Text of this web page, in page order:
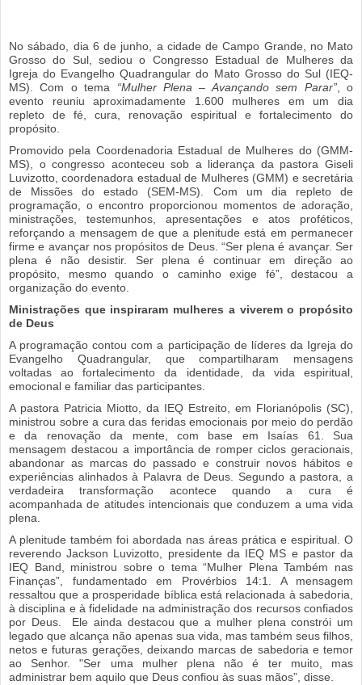
No sábado, dia 6 de junho, a cidade de Campo Grande, no Mato
Grosso do Sul, sediou o Congresso Estadual de Mulheres da
Igreja do Evangelho Quadrangular do Mato Grosso do Sul (IEQ-
MS). Com o tema “Mulher Plena – Avançando sem Parar”, o
evento reuniu aproximadamente 1.600 mulheres em um dia
repleto de fé, cura, renovação espiritual e fortalecimento do
propósito.
Promovido pela Coordenadoria Estadual de Mulheres do (GMM-
MS), o congresso aconteceu sob a liderança da pastora Giseli
Luvizotto, coordenadora estadual de Mulheres (GMM) e secretária
de Missões do estado (SEM-MS). Com um dia repleto de
programação, o encontro proporcionou momentos de adoração,
ministrações, testemunhos, apresentações e atos proféticos,
reforçando a mensagem de que a plenitude está em permanecer
firme e avançar nos propósitos de Deus. “Ser plena é avançar. Ser
plena é não desistir. Ser plena é continuar em direção ao
propósito, mesmo quando o caminho exige fé”, destacou a
organização do evento.
Ministrações que inspiraram mulheres a viverem o propósito
de Deus
A programação contou com a participação de líderes da Igreja do
Evangelho Quadrangular, que compartilharam mensagens
voltadas ao fortalecimento da identidade, da vida espiritual,
emocional e familiar das participantes.
A pastora Patricia Miotto, da IEQ Estreito, em Florianópolis (SC),
ministrou sobre a cura das feridas emocionais por meio do perdão
e da renovação da mente, com base em Isaías 61. Sua
mensagem destacou a importância de romper ciclos geracionais,
abandonar as marcas do passado e construir novos hábitos e
experiências alinhados à Palavra de Deus. Segundo a pastora, a
verdadeira transformação acontece quando a cura é
acompanhada de atitudes intencionais que conduzem a uma vida
plena.
A plenitude também foi abordada nas áreas prática e espiritual. O
reverendo Jackson Luvizotto, presidente da IEQ MS e pastor da
IEQ Band, ministrou sobre o tema “Mulher Plena Também nas
Finanças”, fundamentado em Provérbios 14:1. A mensagem
ressaltou que a prosperidade bíblica está relacionada à sabedoria,
à disciplina e à fidelidade na administração dos recursos confiados
por Deus. Ele ainda destacou que a mulher plena constrói um
legado que alcança não apenas sua vida, mas também seus filhos,
netos e futuras gerações, deixando marcas de sabedoria e temor
ao Senhor. "Ser uma mulher plena não é ter muito, mas
administrar bem aquilo que Deus confiou às suas mãos”, disse.